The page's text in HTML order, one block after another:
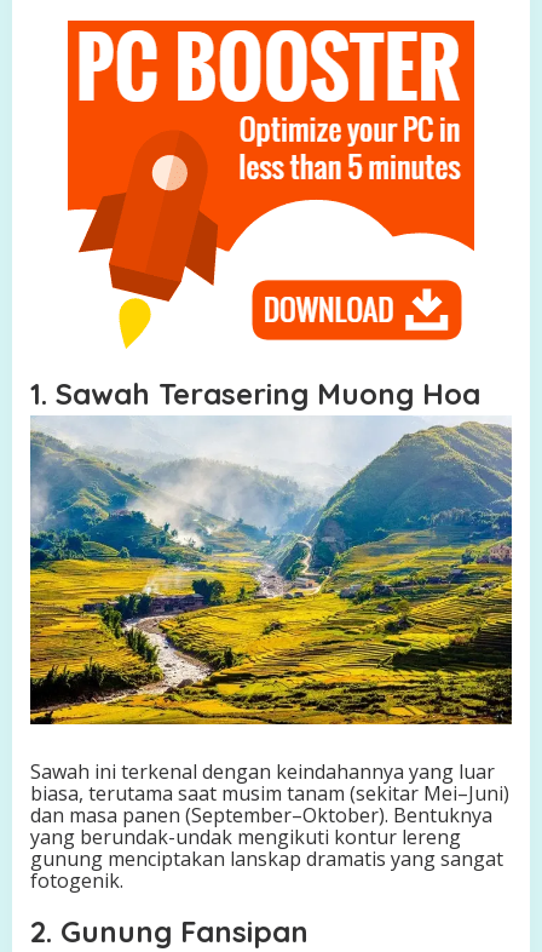
1. Sawah Terasering Muong Hoa
Sawah ini terkenal dengan keindahannya yang luar
biasa, terutama saat musim tanam (sekitar Mei–Juni)
dan masa panen (September–Oktober). Bentuknya
yang berundak-undak mengikuti kontur lereng
gunung menciptakan lanskap dramatis yang sangat
fotogenik.
2. Gunung Fansipan